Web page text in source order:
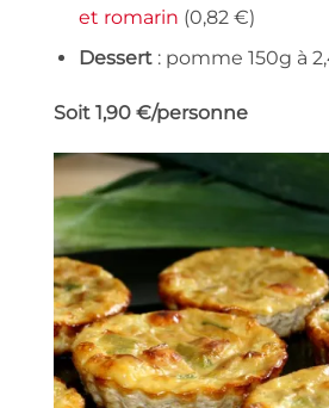
et romarin (0,82 €)
Dessert: pomme 150g à
Soit 1,90 €/personne